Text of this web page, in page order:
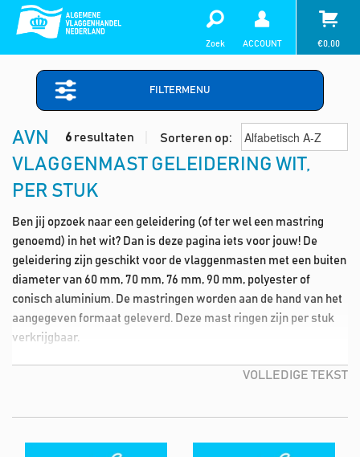
Zoek ACCOUNT €0,00
FILTERMENU
6 resultaten Sorteren op:
AVN
VLAGGENMAST GELEIDERING WIT,
PER STUK
Ben jij opzoek naar een geleidering (of ter wel een mastring
genoemd) in het wit? Dan is deze pagina iets voor jouw! De
geleidering zijn geschikt voor de vlaggenmasten met een buiten
diameter van 60 mm, 70 mm, 76 mm, 90 mm, polyester of
conisch aluminium. De mastringen worden aan de hand van het
aangegeven formaat geleverd. Deze mast ringen zijn per stuk
verkrijgbaar.
Heb jij een andere buitendiameter nodig? Geen zorgen, deze
VOLLEDIGE TEKST